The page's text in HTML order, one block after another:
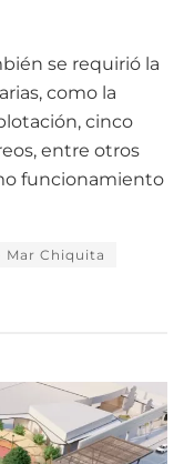
se requirió la
como la
cinco
entre otros
funcionamiento
Mar Chiquita